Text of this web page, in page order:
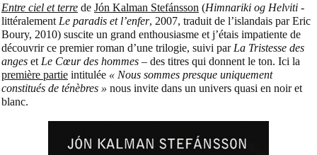
Entre ciel et terre de Jón Kalman Stefánsson (Himnariki og Helviti -
littéralement Le paradis et l’enfer, 2007, traduit de l’islandais par Eric
Boury, 2010) suscite un grand enthousiasme et j’étais impatiente de
découvrir ce premier roman d’une trilogie, suivi par La Tristesse des
anges et Le Cœur des hommes – des titres qui donnent le ton. Ici la
première partie intitulée « Nous sommes presque uniquement
constitués de ténèbres » nous invite dans un univers quasi en noir et
blanc.